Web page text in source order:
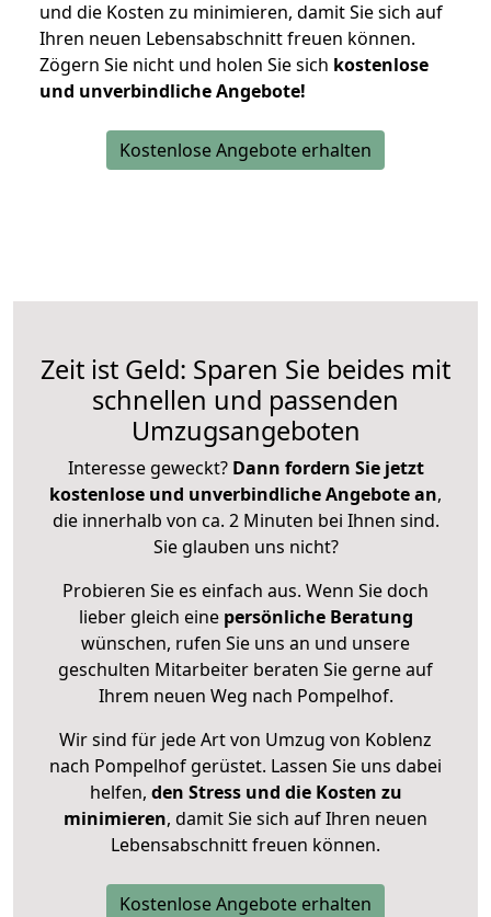
und die Kosten zu minimieren, damit Sie sich auf
Ihren neuen Lebensabschnitt freuen können.
Zögern Sie nicht und holen Sie sich kostenlose
und unverbindliche Angebote!
Kostenlose Angebote erhalten
Zeit ist Geld: Sparen Sie beides mit
schnellen und passenden
Umzugsangeboten
Interesse geweckt? Dann fordern Sie jetzt
kostenlose und unverbindliche Angebote an,
die innerhalb von ca. 2 Minuten bei Ihnen sind.
Sie glauben uns nicht?
Probieren Sie es einfach aus. Wenn Sie doch
lieber gleich eine persönliche Beratung
wünschen, rufen Sie uns an und unsere
geschulten Mitarbeiter beraten Sie gerne auf
Ihrem neuen Weg nach Pompelhof.
Wir sind für jede Art von Umzug von Koblenz
nach Pompelhof gerüstet. Lassen Sie uns dabei
helfen, den Stress und die Kosten zu
minimieren, damit Sie sich auf Ihren neuen
Lebensabschnitt freuen können.
Kostenlose Angebote erhalten